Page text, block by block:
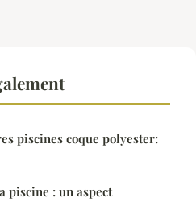
piscines coque polyester:
piscine : un aspect